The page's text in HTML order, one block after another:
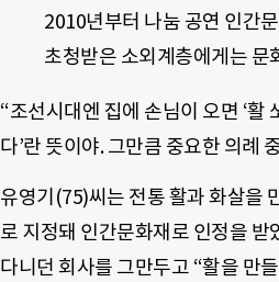
2010년부터 나눔 공연 인간
초청받은 소외계층에게는 문
“조선시대엔 집에 손님이 오면 ‘활
다’란 뜻이야. 그만큼 중요한 의례
유영기(75)씨는 전통 활과 화살을
로 지정돼 인간문화재로 인정을
다니던 회사를 그만두고 “활을 만